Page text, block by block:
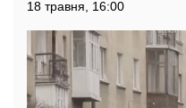
18 травня, 16:00